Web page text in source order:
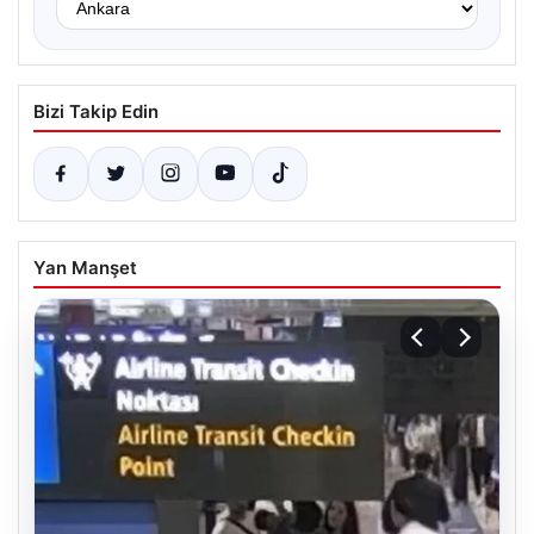
Bizi Takip Edin
Yan Manşet